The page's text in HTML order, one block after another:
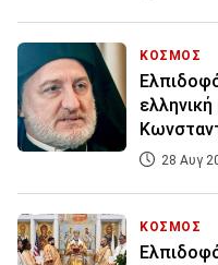
ΚΟΣΜΟΣ
28 Αυγ
ΚΟΣΜΟΣ